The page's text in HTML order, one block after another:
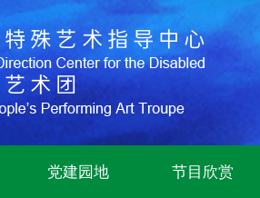
党建园地 节目欣赏